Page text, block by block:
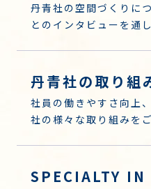
丹青社の空間づくりに
とのインタビューを通
丹青社の取り組
社員の働きやすさ向上
社の様々な取り組みを
SPECIALTY IN